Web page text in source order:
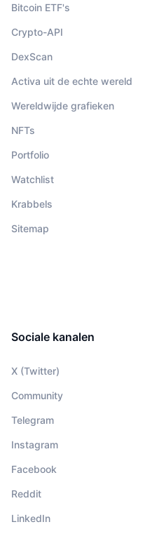
Bitcoin ETF's
Crypto-API
DexScan
Activa uit de echte wereld
Wereldwijde grafieken
NFTs
Portfolio
Watchlist
Krabbels
Sitemap
Sociale kanalen
X (Twitter)
Community
Telegram
Instagram
Facebook
Reddit
LinkedIn